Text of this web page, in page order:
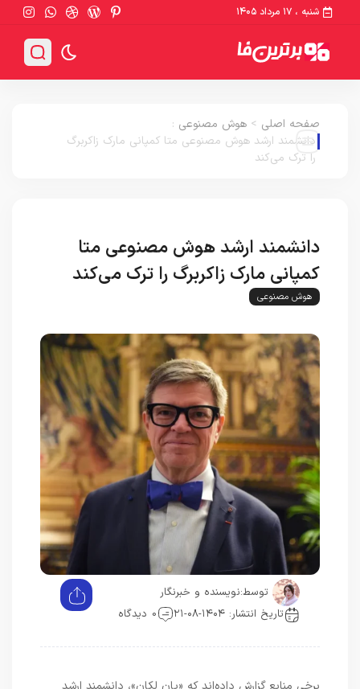
شنبه ، ۱۷ مرداد ۱۴۰۵
صفحه اصلی > هوش مصنوعی :
دانشمند ارشد هوش مصنوعی متا کمپانی مارک زاکربرگ
را ترک می‌کند
دانشمند ارشد هوش مصنوعی متا
کمپانی مارک زاکربرگ را ترک می‌کند
هوش مصنوعی
توسط: نویسنده و خبرنگار
تاریخ انتشار: ۱۴۰۴-۰۸-۲۱
0 دیدگاه